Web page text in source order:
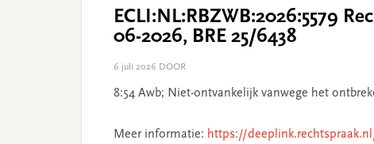
ECLI:NL:RBZWB:2026:5579
06-2026, BRE 25/6438
6 juli 2026 DOOR
8:54 Awb; Niet-ontvankelijk vanwege het
Meer informatie: https://